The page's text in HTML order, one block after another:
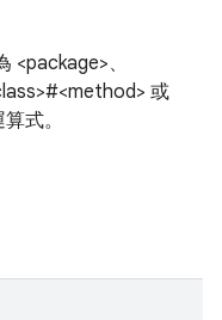
、
或
式。